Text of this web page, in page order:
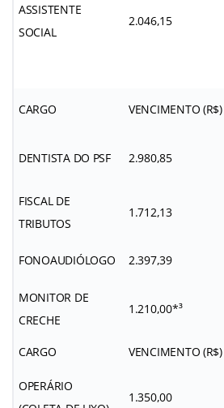
ASSISTENTE
SOCIAL
2.046,15
CARGO VENCIMENTO (R$)
DENTISTA DO PSF
2.980,85
FISCAL DE
TRIBUTOS
1.712,13
FONOAUDIÓLOGO
2.397,39
MONITOR DE
CRECHE
1.210,00*³
CARGO
VENCIMENTO (R$)
OPERÁRIO
1.350,00